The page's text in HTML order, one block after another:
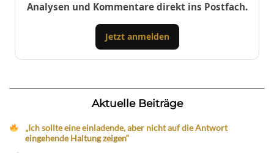
Analysen und Kommentare direkt ins Postfach.
Jetzt anmelden
Aktuelle Beiträge
„Ich sollte eine einladende, aber nicht auf die Antwort
eingehende Haltung zeigen“